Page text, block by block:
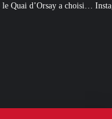
Expulsés des HLM pour